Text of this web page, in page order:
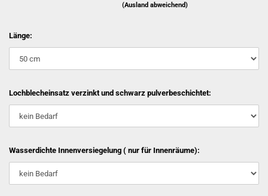
(Ausland abweichend)
Länge:
Lochblecheinsatz verzinkt und schwarz pulverbeschichtet:
Wasserdichte Innenversiegelung ( nur für Innenräume):